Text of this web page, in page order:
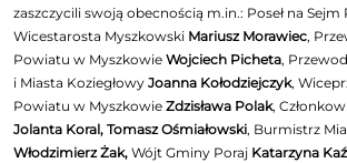
zaszczycili swoją obecnością m.in.: Poseł na Sejm
Wicestarosta Myszkowski Mariusz Morawiec,
Powiatu w MyszkowieWojciech Picheta,
i Miasta KoziegłowyJoanna Kołodziejczyk,
Powiatu w MyszkowieZdzisława Polak,
Jolanta Koral, Tomasz Ośmiałowski, Burmistrz
Włodzimierz Żak, Wójt Gminy Poraj Katarzyna